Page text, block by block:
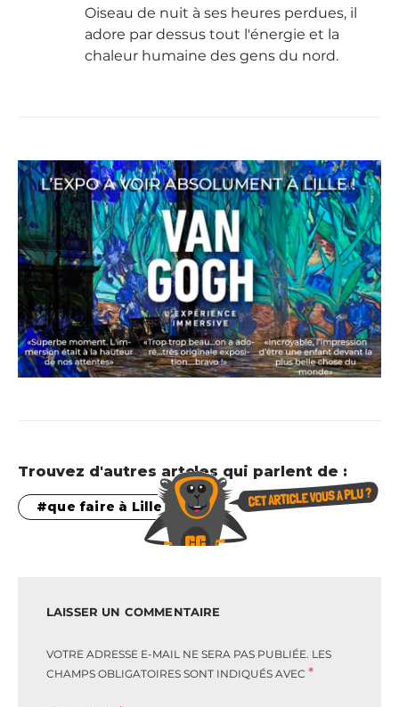
Oiseau de nuit à ses heures perdues, il
adore par dessus tout l'énergie et la
chaleur humaine des gens du nord.
Trouvez d'autres artcles qui parlent de :
que faire à Lille
LAISSER UN COMMENTAIRE
VOTRE ADRESSE E-MAIL NE SERA PAS PUBLIÉE. LES
CHAMPS OBLIGATOIRES SONT INDIQUÉS AVEC *